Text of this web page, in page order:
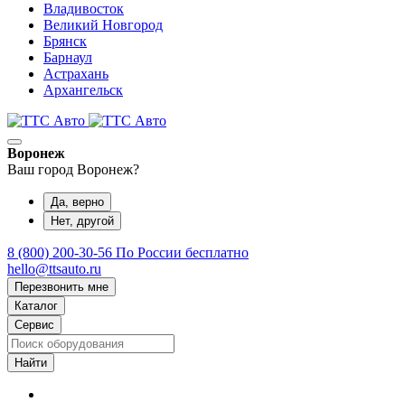
Владивосток
Великий Новгород
Брянск
Барнаул
Астрахань
Архангельск
Воронеж
Ваш город Воронеж?
Да, верно
Нет, другой
8 (800) 200-30-56 По России бесплатно
hello@ttsauto.ru
Перезвонить мне
Каталог
Сервис